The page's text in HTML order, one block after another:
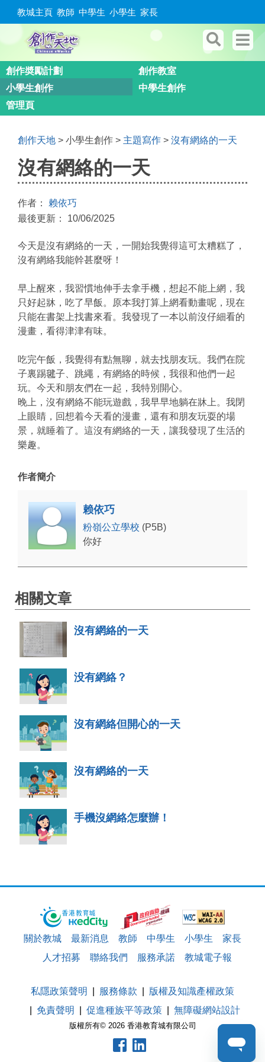
教城主頁 教師 中學生 小學生 家長
創作奬勵計劃
創作教室
小學生創作
中學生創作
管理頁
創作天地 > 小學生創作 > 主題寫作 > 沒有網絡的一天
沒有網絡的一天
作者： 赖依巧
最後更新： 10/06/2025
今天是沒有網絡的一天，一開始我覺得這可太糟糕了，
沒有網絡我能幹甚麼呀！
早上醒來，我習慣地伸手去拿手機，想起不能上網，我
只好起牀，吃了早飯。原本我打算上網看動畫呢，現在
只能在書架上找書來看。我發現了一本以前沒仔細看的
漫畫，看得津津有味。
吃完午飯，我覺得有點無聊，就去找朋友玩。我們在院
子裏踢毽子、跳繩，有網絡的時候，我很和他們一起
玩。今天和朋友們在一起，我特別開心。
晚上，沒有網絡不能玩遊戲，我早早地躺在牀上。我閉
上眼睛，回想着今天看的漫畫，還有和朋友玩耍的場
景，就睡着了。這沒有網絡的一天，讓我發現了生活的
樂趣。
作者簡介
赖依巧
粉嶺公立學校 (P5B)
你好
相關文章
沒有網絡的一天
没有網絡？
沒有網絡但開心的一天
沒有網絡的一天
手機沒網絡怎麼辦！
關於教城 最新消息 教師 中學生 小學生
家長
人才招募
聯絡我們 服務承諾 教城電子報
版權所有© 2026 香港教育城有限公司
私隱政策聲明 服務條款
版權及知識產權政策
免責聲明
促進種族平等政策 無障礙網站設計